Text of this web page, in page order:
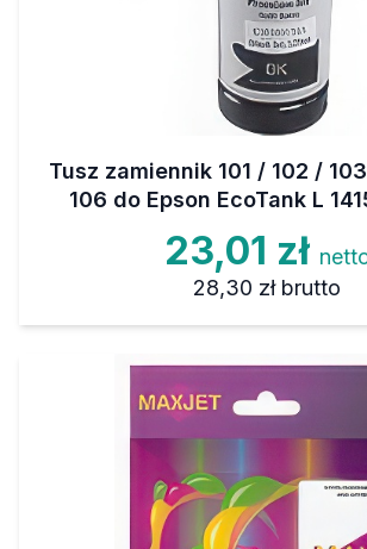
Tusz zamiennik 101 / 102 /
106 do Epson EcoTank L
23,01 zł
28,30 zł brutto